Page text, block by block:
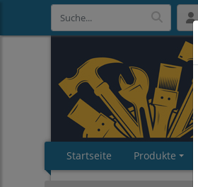
Startseite Produkte